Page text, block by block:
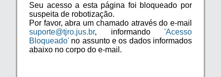
Seu acesso a esta página foi bloqueado por
suspeita de robotização.
Por favor, abra um chamado através do e-mail
suporte@tjro.jus.br, informando 'Acesso
Bloqueado' no assunto e os dados informados
abaixo no corpo do e-mail.